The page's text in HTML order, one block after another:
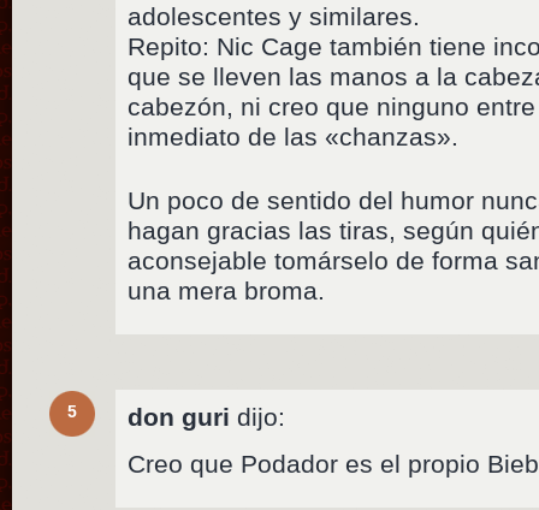
adolescentes y similares.
Repito: Nic Cage también tiene
que se lleven las manos a la
cabezón, ni creo que ninguno
inmediato de las «chanzas».
Un poco de sentido del humor
hagan gracias las tiras, según
aconsejable tomárselo de forma
una mera broma.
5 don guri dijo:
Creo que Podador es el propio